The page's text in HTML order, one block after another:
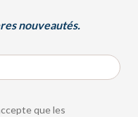
nouveautés.
que les